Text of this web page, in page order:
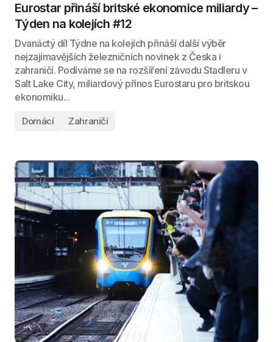
Eurostar přináší britské ekonomice miliardy –
Týden na kolejích #12
Dvanáctý díl Týdne na kolejích přináší další výběr
nejzajímavějších železničních novinek z Česka i
zahraničí. Podíváme se na rozšíření závodu Stadleru v
Salt Lake City, miliardový přínos Eurostaru pro britskou
ekonomiku...
Domácí Zahraničí